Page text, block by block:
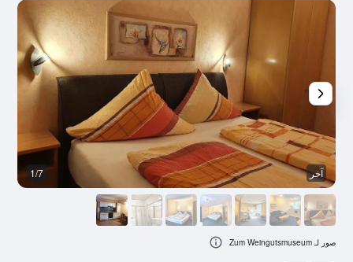
آخر 1/7
صور لـ Zum Weingutsmuseum